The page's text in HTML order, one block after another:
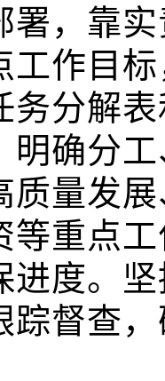
署，靠
工作 目标
务分解
明确分
质量发
等重点
进度。
踪督查